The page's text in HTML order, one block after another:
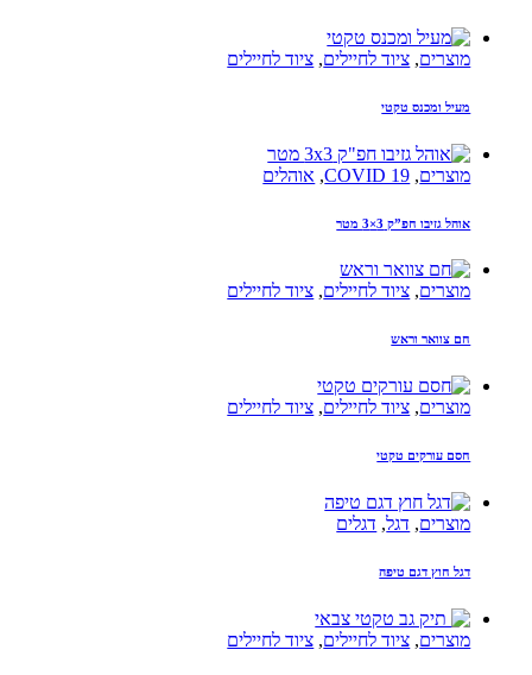
מוצרים, ציוד לחיילים, ציוד לחיילים
מעיל ומכנס טקטי
מוצרים,
COVID 19
, אוהלים
אוהל גזיבו חפ”ק 3×3 מטר
מוצרים, ציוד לחיילים, ציוד לחיילים
חם צוואר וראש
מוצרים, ציוד לחיילים, ציוד לחיילים
חסם עורקים טקטי
מוצרים, דגל, דגלים
דגל חוץ דגם טיפה
מוצרים, ציוד לחיילים, ציוד לחיילים